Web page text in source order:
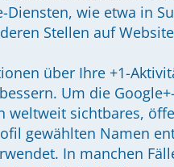
Diensten, wie etwa in
Stellen auf
über Ihre +1-
Um die
weltweit sichtbares,
gewählten Namen
In manchen